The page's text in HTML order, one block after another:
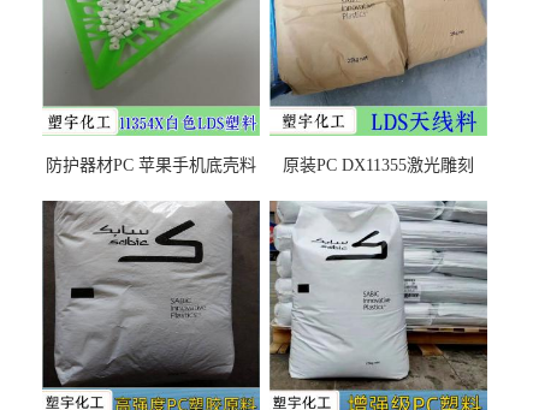
防护器材PC 苹果手机底壳料
之忧
原装PC DX11355激光雕刻